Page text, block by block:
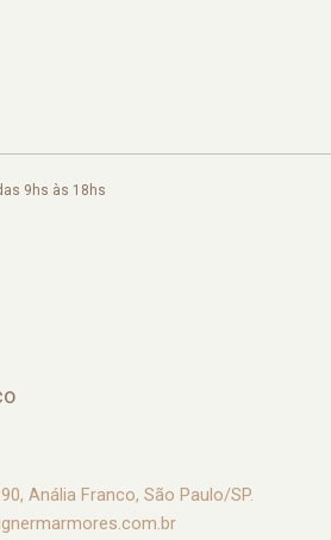
9hs às 18hs
Anália Franco, São Paulo/SP.